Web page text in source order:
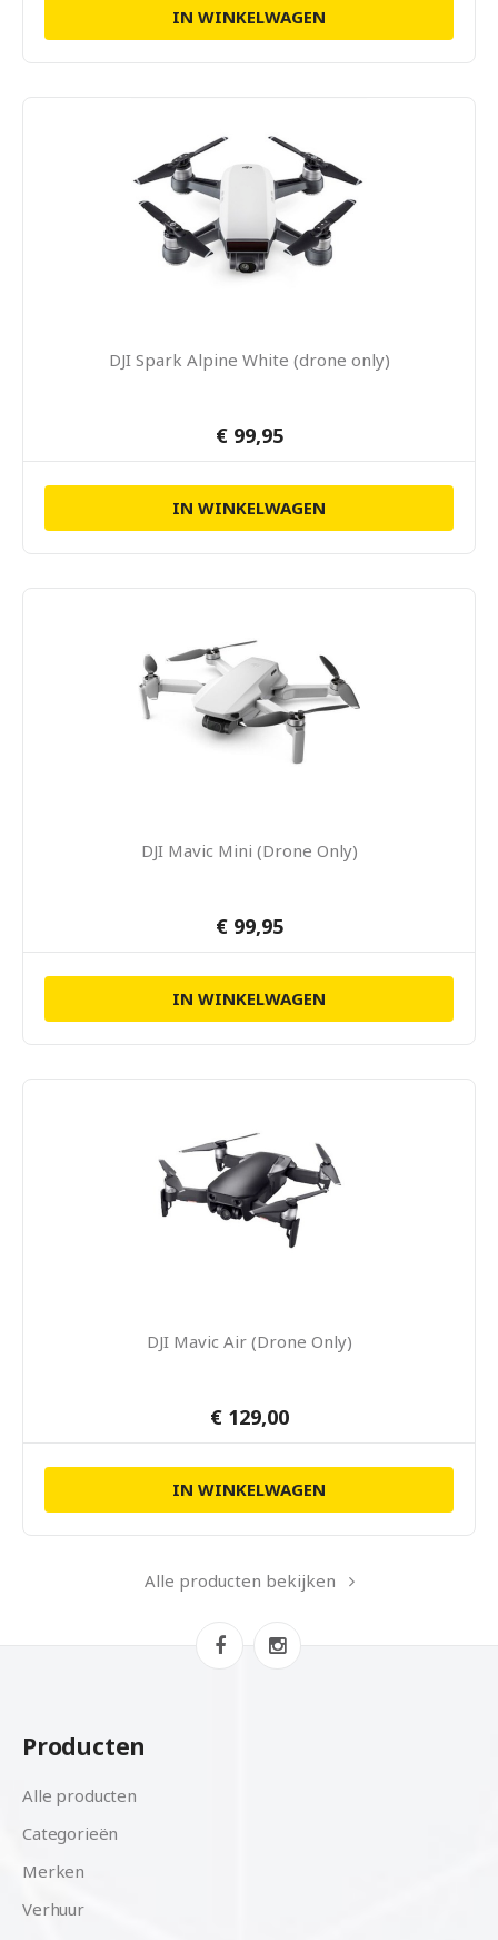
IN WINKELWAGEN
DJI Spark Alpine White (drone only)
€ 99,95
IN WINKELWAGEN
DJI Mavic Mini (Drone Only)
€ 99,95
IN WINKELWAGEN
DJI Mavic Air (Drone Only)
€ 129,00
IN WINKELWAGEN
Alle producten bekijken
Producten
Alle producten
Categorieën
Merken
Verhuur